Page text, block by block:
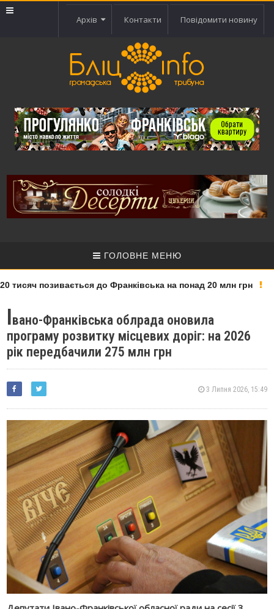
Архів Контакти Повідомити новину
ГОЛОВНЕ МЕНЮ
позивається до Франківська на понад 20 млн грн
Івано-Франківська облрада оновила
програму розвитку місцевих доріг: на 2026
рік передбачили 275 млн грн
3 Липня 2026, 15:49